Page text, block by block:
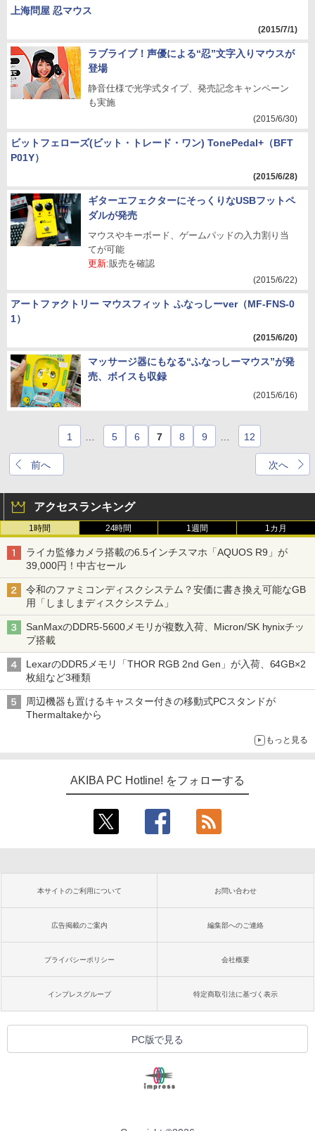
上海問屋 忍マウス
(2015/7/1)
ラブライブ！声優による“忍”文字入りマウスが
登場
静音仕様で光学式タイプ、発売記念キャンペーン
も実施
(2015/6/30)
ビットフェローズ(ビット・トレード・ワン) TonePedal+（BFT
P01Y）
(2015/6/28)
ギターエフェクターにそっくりなUSBフットペ
ダルが発売
マウスやキーボード、ゲームパッドの入力割り当
てが可能
更新:販売を確認
(2015/6/22)
アートファクトリー マウスフィット ふなっしーver（MF-FNS-0
1）
(2015/6/20)
マッサージ器にもなる“ふなっしーマウス”が発
売、ボイスも収録
(2015/6/16)
前へ
1 5 6 7 8 9 12
次へ
アクセスランキング
1時間 24時間 1週間 1カ月
ライカ監修カメラ搭載の6.5インチスマホ「AQUOS R9」が
39,000円！中古セール
令和のファミコンディスクシステム？安価に書き換え可能なGB
用「しましまディスクシステム」
SanMaxのDDR5-5600メモリが複数入荷、Micron/SK hynixチッ
プ搭載
LexarのDDR5メモリ「THOR RGB 2nd Gen」が入荷、64GB×2
枚組など3種類
周辺機器も置けるキャスター付きの移動式PCスタンドが
Thermaltakeから
もっと見る
AKIBA PC Hotline! をフォローする
本サイトのご利用について お問い合わせ
広告掲載のご案内 編集部へのご連絡
プライバシーポリシー 会社概要
インプレスグループ 特定商取引法に基づく表示
PC版で見る